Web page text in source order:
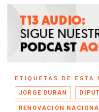
ETIQUETAS DE ESTA
JORGE DURAN
RENOVACION